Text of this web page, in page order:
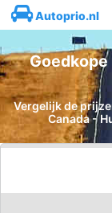
Autoprio.nl
Vergelijk de
Canada -